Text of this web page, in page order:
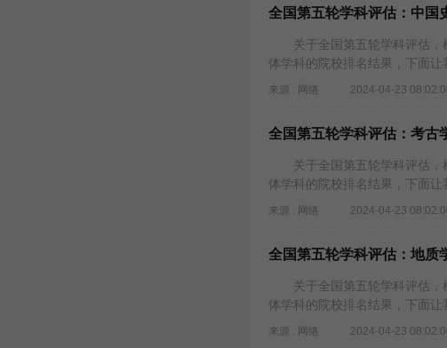
全国第五轮学科评估：中国
关于全国第五轮学科评估，
体学科的院校排名结果，下面让
来源 : 网络 2024-04-23
全国第五轮学科评估：考古
关于全国第五轮学科评估，
体学科的院校排名结果，下面让
来源 : 网络 2024-04-23
全国第五轮学科评估：地质
关于全国第五轮学科评估，
体学科的院校排名结果，下面让
来源 : 网络 2024-04-23